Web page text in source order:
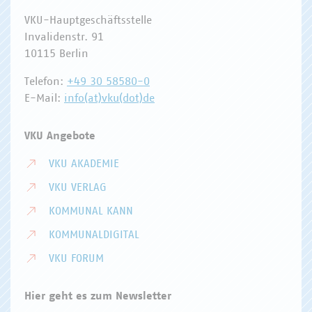
VKU-Hauptgeschäftsstelle
Invalidenstr. 91
10115 Berlin
Telefon: +49 30 58580-0
E-Mail: info(at)vku(dot)de
VKU Angebote
VKU AKADEMIE
VKU VERLAG
KOMMUNAL KANN
KOMMUNALDIGITAL
VKU FORUM
Hier geht es zum Newsletter